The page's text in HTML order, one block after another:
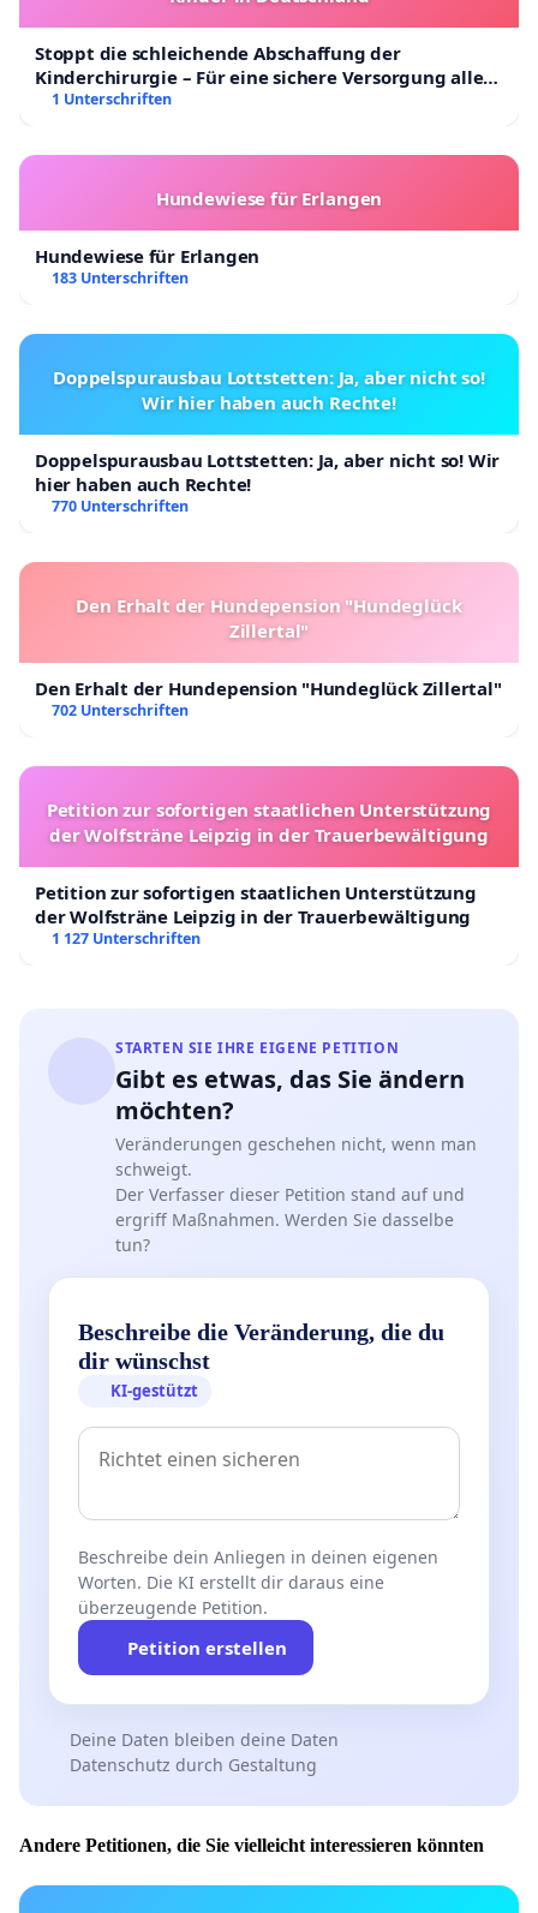
Stoppt die schleichende Abschaffung der
Kinderchirurgie – Für eine sichere Versorgung aller
Kinder in Deutschland
1 Unterschriften
Hundewiese für Erlangen
Hundewiese für Erlangen
183 Unterschriften
Doppelspurausbau Lottstetten: Ja, aber nicht so!
Wir hier haben auch Rechte!
Doppelspurausbau Lottstetten: Ja, aber nicht so! Wir
hier haben auch Rechte!
770 Unterschriften
Den Erhalt der Hundepension "Hundeglück
Zillertal"
Den Erhalt der Hundepension "Hundeglück Zillertal"
702 Unterschriften
Petition zur sofortigen staatlichen Unterstützung
der Wolfsträne Leipzig in der Trauerbewältigung
Petition zur sofortigen staatlichen Unterstützung
der Wolfsträne Leipzig in der Trauerbewältigung
1 127 Unterschriften
STARTEN SIE IHRE EIGENE PETITION
Gibt es etwas, das Sie ändern
möchten?
Veränderungen geschehen nicht, wenn man
schweigt.
Der Verfasser dieser Petition stand auf und
ergriff Maßnahmen. Werden Sie dasselbe
tun?
Beschreibe die Veränderung, die du
dir wünschst
KI-gestützt
Beschreibe dein Anliegen in deinen eigenen
Worten. Die KI erstellt dir daraus eine
überzeugende Petition.
Petition erstellen
Deine Daten bleiben deine Daten
Datenschutz durch Gestaltung
Andere Petitionen, die Sie vielleicht interessieren könnten